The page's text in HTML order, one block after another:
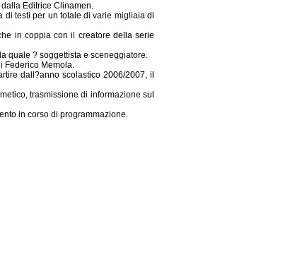
Editrice Clinamen.
di testi per un totale di varie migliaia di
in coppia con il creatore della serie
quale ? soggettista e sceneggiatore.
Federico Memola.
dall?anno scolastico 2006/2007, il
trasmissione di informazione sul
in corso di programmazione.